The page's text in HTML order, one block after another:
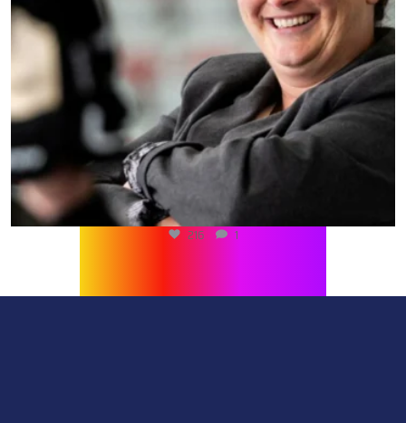
216 1